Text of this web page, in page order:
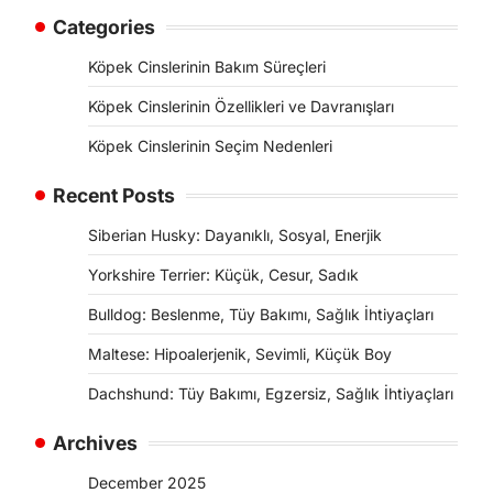
Categories
Köpek Cinslerinin Bakım Süreçleri
Köpek Cinslerinin Özellikleri ve Davranışları
Köpek Cinslerinin Seçim Nedenleri
Recent Posts
Siberian Husky: Dayanıklı, Sosyal, Enerjik
Yorkshire Terrier: Küçük, Cesur, Sadık
Bulldog: Beslenme, Tüy Bakımı, Sağlık İhtiyaçları
Maltese: Hipoalerjenik, Sevimli, Küçük Boy
Dachshund: Tüy Bakımı, Egzersiz, Sağlık İhtiyaçları
Archives
December 2025